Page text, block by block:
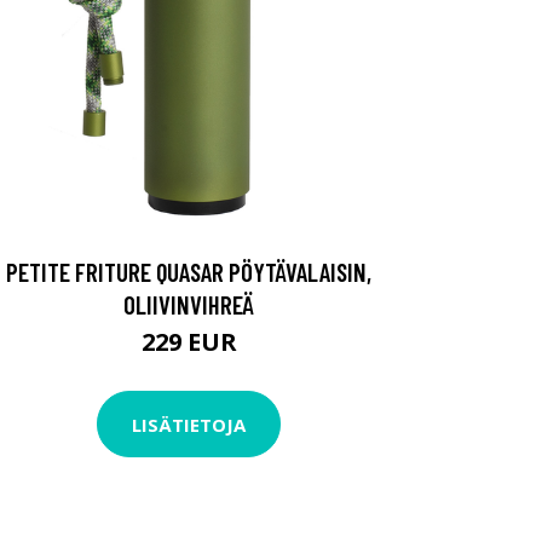
PETITE FRITURE QUASAR PÖYTÄVALAISIN,
OLIIVINVIHREÄ
229 EUR
LISÄTIETOJA